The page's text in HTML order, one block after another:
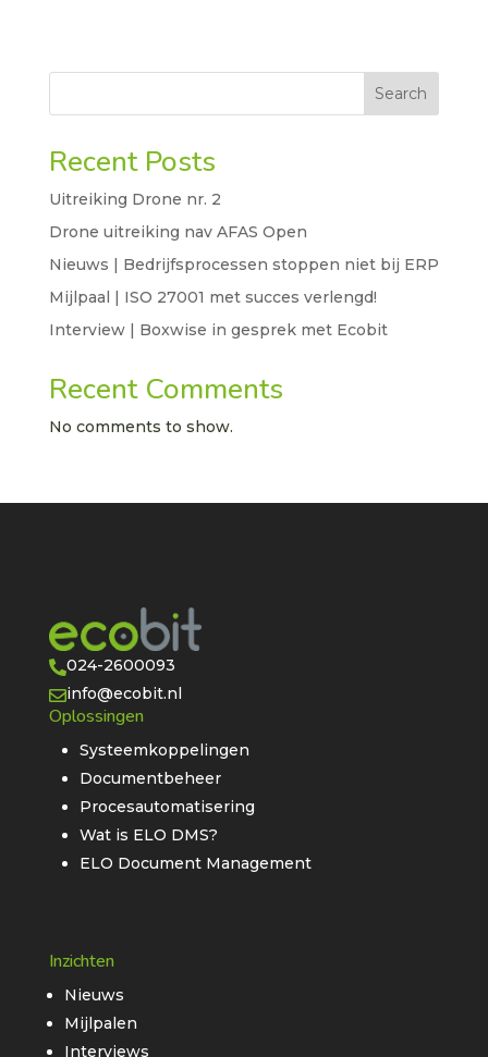
Search
Recent Posts
Uitreiking Drone nr. 2
Drone uitreiking nav AFAS Open
Nieuws | Bedrijfsprocessen stoppen niet bij ERP
Mijlpaal | ISO 27001 met succes verlengd!
Interview | Boxwise in gesprek met Ecobit
Recent Comments
No comments to show.
024-2600093
info@ecobit.nl
Oplossingen
Systeemkoppelingen
Documentbeheer
Procesautomatisering
Wat is ELO DMS?
ELO Document Management
Inzichten
Nieuws
Mijlpalen
Interviews